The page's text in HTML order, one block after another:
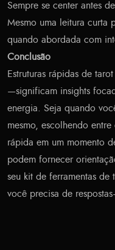
Sempre se center antes
Mesmo uma leitura curta
quando abordada com
Conclusão
Estruturas rápidas de
—significam insights
energia. Seja quando
mesmo, escolhendo
rápida em um momento
podem fornecer
seu kit de ferramentas de
você precisa de